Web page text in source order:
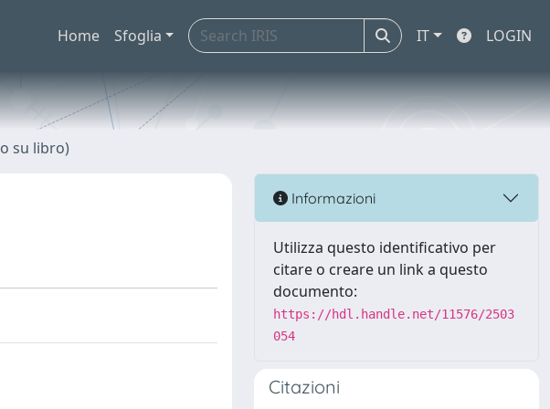
Home Sfoglia IT LOGIN
su libro)
Informazioni
Utilizza questo identificativo per
citare o creare un link a questo
documento:
https://hdl.handle.net/11576/2503
054
Citazioni